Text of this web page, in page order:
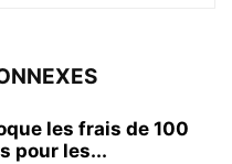
les frais de 100
pour les...